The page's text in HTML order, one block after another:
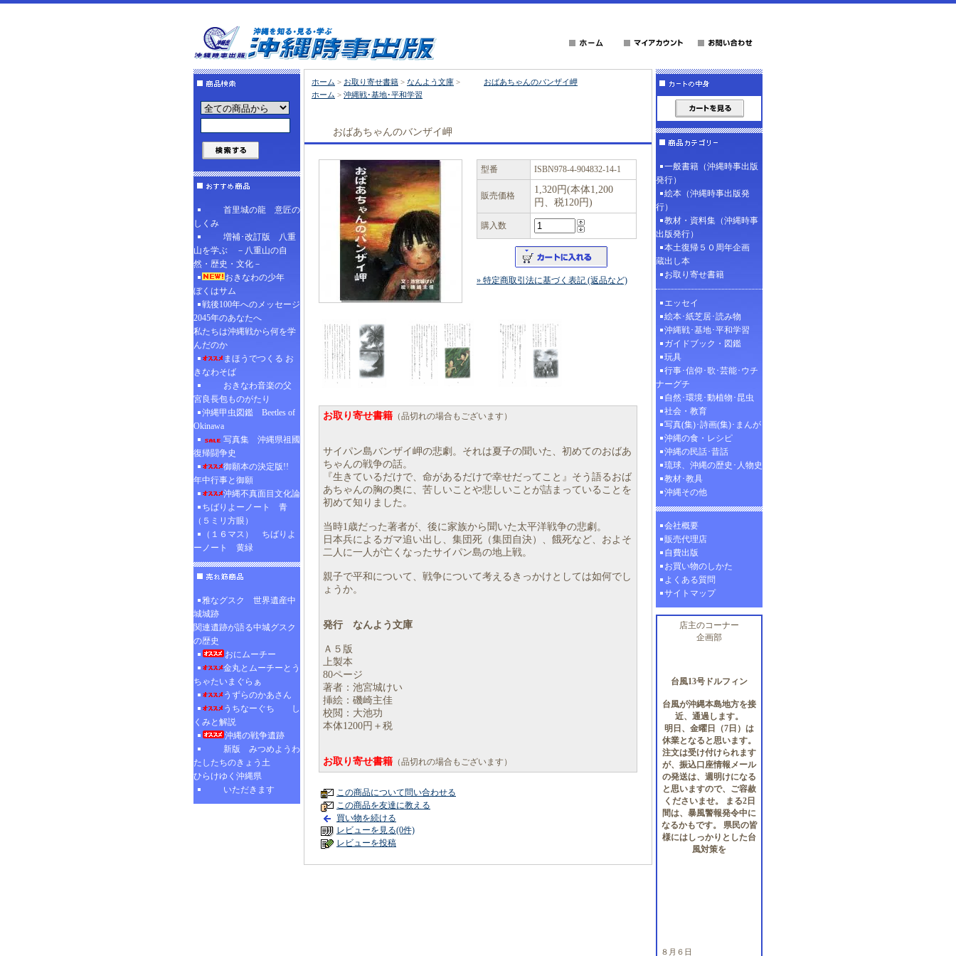
首里城の龍 意匠の
しくみ
増補･改訂版 八重
山を学ぶ －八重山の自
然・歴史・文化－
おきなわの少年
ぼくはサム
戦後100年へのメッセージ
2045年のあなたへ
私たちは沖縄戦から何を学
んだのか
まほうでつくる お
きなわそば
おきなわ音楽の父
宮良長包ものがたり
沖縄甲虫図鑑 Beetles of
Okinawa
写真集 沖縄県祖國
復帰闘争史
御願本の決定版!!
年中行事と御願
沖縄不真面目文化論
ちばりよーノート 青
（５ミリ方眼）
（１６マス） ちばりよ
ーノート 黄緑
雅なグスク 世界遺産中
城城跡
関連遺跡が語る中城グスク
の歴史
おにムーチー
金丸とムーチーとう
ちゃたいまぐらぁ
うずらのかあさん
うちなーぐち し
くみと解説
沖縄の戦争遺跡
新版 みつめようわ
たしたちのきょう土
ひらけゆく沖縄県
いただきます
ホーム > お取り寄せ書籍 > なんよう文庫 >
おばあちゃんのバンザイ岬
ホーム > 沖縄戦･基地･平和学習
おばあちゃんのバンザイ岬
型番 ISBN978-4-904832-14-1
販売価格
1,320円(本体1,200
円、税120円)
購入数
» 特定商取引法に基づく表記 (返品など)
お取り寄せ書籍 （品切れの場合もございます）
サイパン島バンザイ岬の悲劇。それは夏子の聞いた、初めてのおばあ
ちゃんの戦争の話。
『生きているだけで、命があるだけで幸せだってこと』そう語るおば
あちゃんの胸の奥に、苦しいことや悲しいことが詰まっていることを
初めて知りました。
当時1歳だった著者が、後に家族から聞いた太平洋戦争の悲劇。
日本兵によるガマ追い出し、集団死（集団自決）、餓死など、およそ
二人に一人が亡くなったサイパン島の地上戦。
親子で平和について、戦争について考えるきっかけとしては如何でし
ょうか。
発行 なんよう文庫
Ａ５版
上製本
80ページ
著者：池宮城けい
挿絵：磯崎主佳
校閲：大池功
本体1200円＋税
お取り寄せ書籍 （品切れの場合もございます）
この商品について問い合わせる
この商品を友達に教える
買い物を続ける
レビューを見る(0件)
レビューを投稿
一般書籍（沖縄時事出版
発行）
絵本（沖縄時事出版発
行）
教材・資料集（沖縄時事
出版発行）
本土復帰５０周年企画
蔵出し本
お取り寄せ書籍
エッセイ
絵本･紙芝居･読み物
沖縄戦･基地･平和学習
ガイドブック・図鑑
玩具
行事･信仰･歌･芸能･ウチ
ナーグチ
自然･環境･動植物･昆虫
社会・教育
写真(集)･詩画(集)･まんが
沖縄の食・レシピ
沖縄の民話･昔話
琉球、沖縄の歴史･人物史
教材･教具
沖縄その他
会社概要
販売代理店
自費出版
お買い物のしかた
よくある質問
サイトマップ
店主のコーナー
企画部
台風13号ドルフィン
台風が沖縄本島地方を接
近、通過します。
明日、金曜日（7日）は
休業となると思います。
注文は受け付けられます
が、振込口座情報メール
の発送は、週明けになる
と思いますので、ご容赦
くださいませ。 まる2日
間は、暴風警報発令中に
なるかもです。 県民の皆
様にはしっかりとした台
風対策を
８月６日